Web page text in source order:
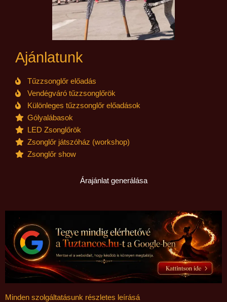
Ajánlatunk
Tűzzsonglőr előadás
Vendégváró tűzzsonglőrök
Különleges tűzzsonglőr előadások
Gólyalábasok
LED Zsonglőrök
Zsonglőr játszóház (workshop)
Zsonglőr show
Árajánlat generálása
Minden szolgáltatásunk részletes leírásá